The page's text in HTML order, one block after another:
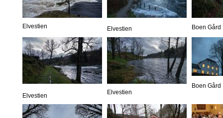
Elvestien Elvestien Boen Gård
Elvestien Elvestien
Boen Gård